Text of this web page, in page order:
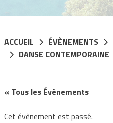
ACCUEIL ÉVÈNEMENTS
DANSE CONTEMPORAINE
« Tous les Évènements
Cet évènement est passé.